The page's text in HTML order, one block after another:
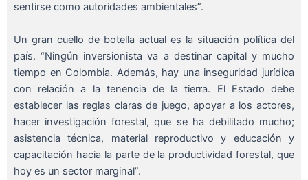
sentirse como autoridades ambientales”.
Un gran cuello de botella actual es la situación política del
país. “Ningún inversionista va a destinar capital y mucho
tiempo en Colombia. Además, hay una inseguridad jurídica
con relación a la tenencia de la tierra. El Estado debe
establecer las reglas claras de juego, apoyar a los actores,
hacer investigación forestal, que se ha debilitado mucho;
asistencia técnica, material reproductivo y educación y
capacitación hacia la parte de la productividad forestal, que
hoy es un sector marginal”.